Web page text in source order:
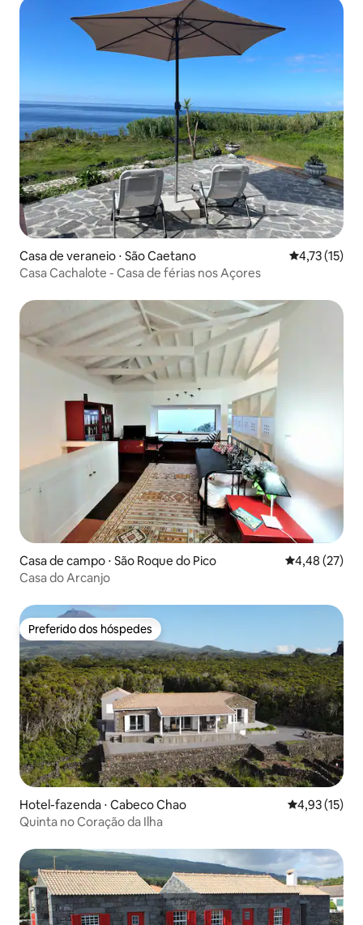
Casa de veraneio ⋅ São Caetano 4,73 de uma
4,73 (15)
Casa Cachalote - Casa de férias nos Açores
Casa de campo ⋅ São Roque do Pico 4,48 de uma
4,48 (27)
Casa do Arcanjo
Preferido dos hóspedes
Preferido dos hóspedes
Hotel-fazenda ⋅ Cabeco Chao 4,93 de uma
4,93 (15)
Quinta no Coração da Ilha